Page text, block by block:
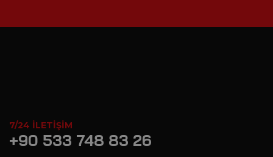
7/24 İLETIŞIM
+90 533 748 83 26